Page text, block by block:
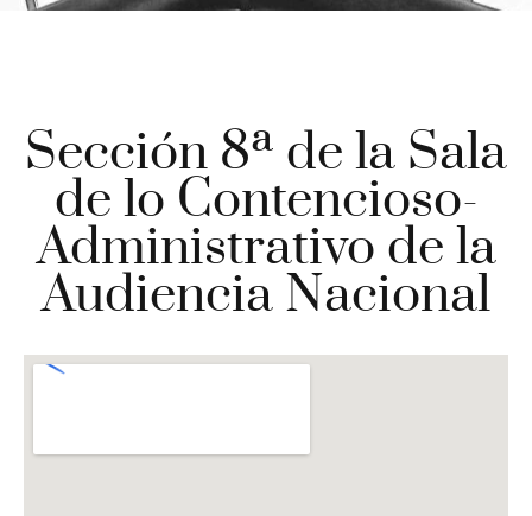
Sección 8ª de la Sala
de lo Contencioso-
Administrativo de la
Audiencia Nacional